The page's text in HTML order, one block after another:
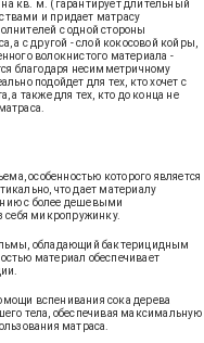
кв. м. (гарантирует длительный
и придает матрасу
с одной стороны
а с другой - слой кокосовой койры,
волокнистого материала -
благодаря несимметричному
подойдет для тех, кто хочет с
а также для тех, кто до конца не
особенностью которого является
что дает материалу
с более дешевыми
себя микропружинку.
обладающий бактерицидным
материал обеспечивает
вспенивания сока дерева
тела, обеспечивая максимальную
матраса.